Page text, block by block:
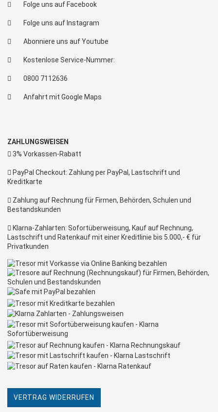
Folge uns auf Facebook
Folge uns auf Instagram
Abonniere uns auf Youtube
Kostenlose Service-Nummer:
0800 7112636
Anfahrt mit Google Maps
ZAHLUNGSWEISEN
3% Vorkassen-Rabatt
PayPal Checkout: Zahlung per PayPal, Lastschrift und
Kreditkarte
Zahlung auf Rechnung für Firmen, Behörden, Schulen und
Bestandskunden
Klarna-Zahlarten: Sofortüberweisung, Kauf auf Rechnung,
Lastschrift und Ratenkauf mit einer Kreditlinie bis 5.000,- € für
Privatkunden
VERTRAG WIDERRUFEN